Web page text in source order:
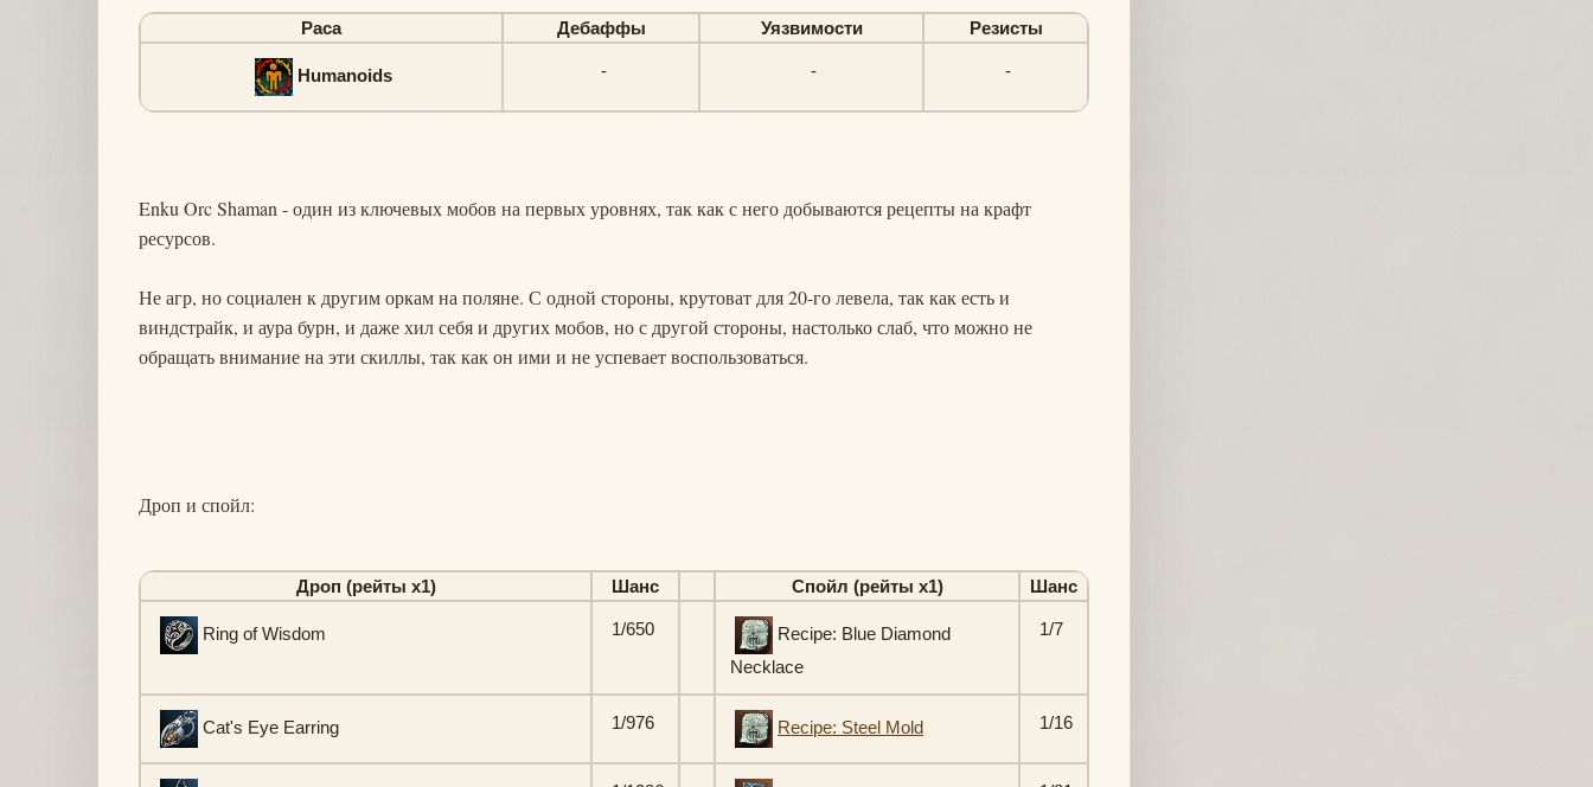
Раса Дебаффы Уязвимости Резисты
Humanoids - - -
Enku Orc Shaman - один из ключевых мобов на первых уровнях, так как с него добываются рецепты на крафт
ресурсов.
Не агр, но социален к другим оркам на поляне. С одной стороны, крутоват для 20-го левела, так как есть и
виндстрайк, и аура бурн, и даже хил себя и других мобов, но с другой стороны, настолько слаб, что можно не
обращать внимание на эти скиллы, так как он ими и не успевает воспользоваться.
Дроп и спойл:
Дроп (рейты х1) Шанс Спойл (рейты х1) Шанс
Ring of Wisdom 1/650
Recipe: Blue Diamond
Necklace
1/7
Cat's Eye Earring 1/976 Recipe: Steel Mold 1/16